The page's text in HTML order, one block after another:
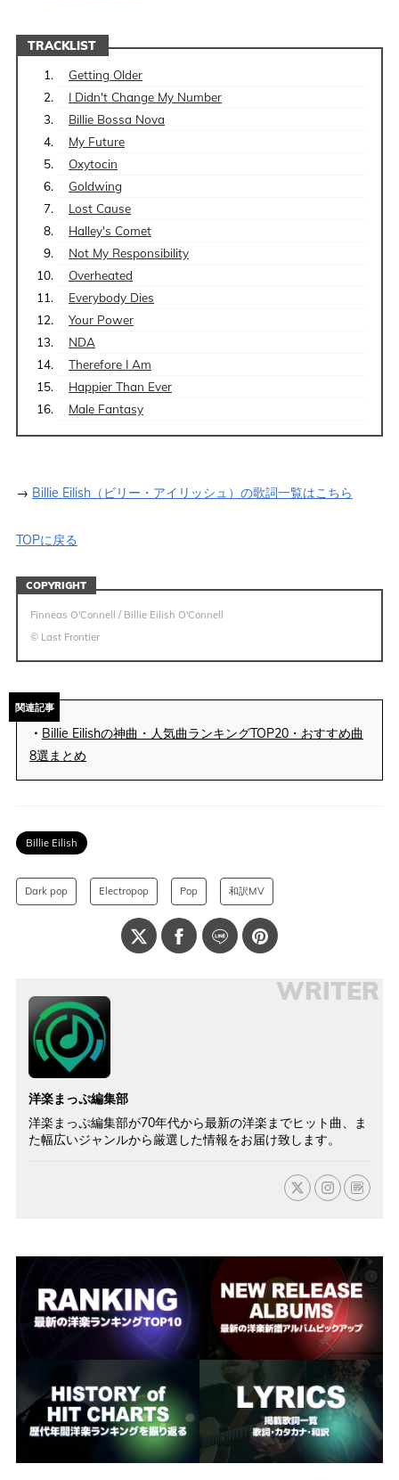
TRACKLIST
Getting Older
I Didn't Change My Number
Billie Bossa Nova
My Future
Oxytocin
Goldwing
Lost Cause
Halley's Comet
Not My Responsibility
Overheated
Everybody Dies
Your Power
NDA
Therefore I Am
Happier Than Ever
Male Fantasy
→ Billie Eilish（ビリー・アイリッシュ）の歌詞一覧はこちら
TOPに戻る
COPYRIGHT
Finneas O'Connell / Billie Eilish O'Connell
© Last Frontier
関連記事
・ Billie Eilishの神曲・人気曲ランキングTOP20・おすすめ曲
8選まとめ
Billie Eilish
Dark pop Electropop Pop 和訳MV
WRITER
洋楽まっぷ編集部
洋楽まっぷ編集部が70年代から最新の洋楽までヒット曲、ま
た幅広いジャンルから厳選した情報をお届け致します。